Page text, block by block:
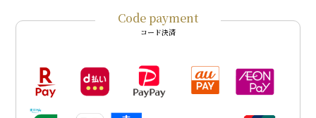
Code payment
コード決済